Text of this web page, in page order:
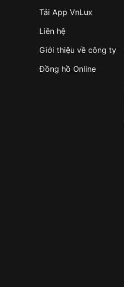
Tải App VnLux
Liên hệ
Giới thiệu về công ty
Đồng hồ Online